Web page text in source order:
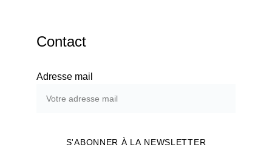
Contact
Adresse mail
S'ABONNER À LA NEWSLETTER